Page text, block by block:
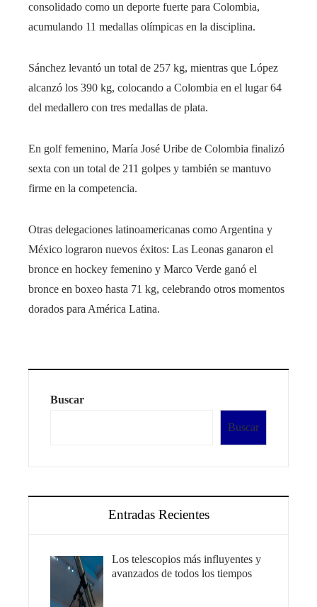
consolidado como un deporte fuerte para Colombia,
acumulando 11 medallas olímpicas en la disciplina.
Sánchez levantó un total de 257 kg, mientras que López
alcanzó los 390 kg, colocando a Colombia en el lugar 64
del medallero con tres medallas de plata.
En golf femenino, María José Uribe de Colombia finalizó
sexta con un total de 211 golpes y también se mantuvo
firme en la competencia.
Otras delegaciones latinoamericanas como Argentina y
México lograron nuevos éxitos: Las Leonas ganaron el
bronce en hockey femenino y Marco Verde ganó el
bronce en boxeo hasta 71 kg, celebrando otros momentos
dorados para América Latina.
Buscar
Buscar
Entradas Recientes
Los telescopios más influyentes y
avanzados de todos los tiempos